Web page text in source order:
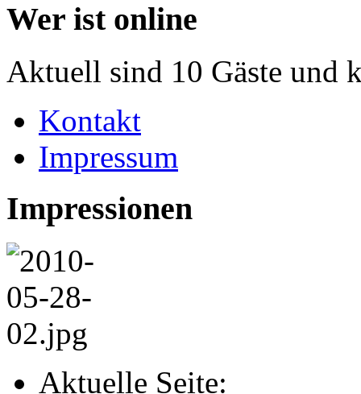
Wer ist online
Aktuell sind 10 Gäste und
Kontakt
Impressum
Impressionen
Aktuelle Seite: